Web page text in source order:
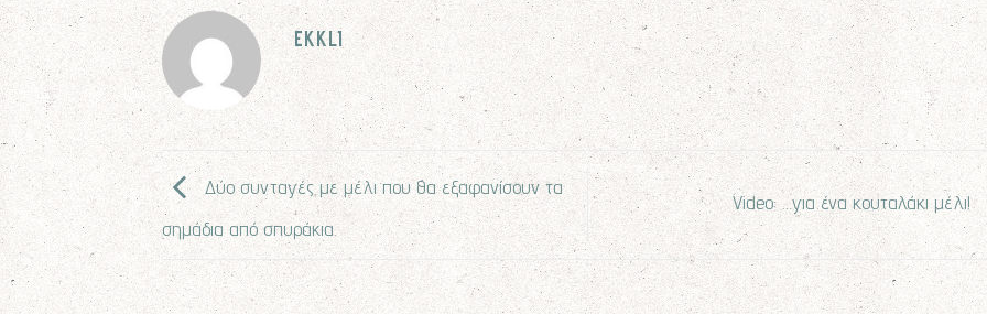
EKKLI
Δύο συνταγές με μέλι που θα εξαφανίσουν τα
σημάδια από σπυράκια.
Video: …για ένα κουταλάκι μέλι!